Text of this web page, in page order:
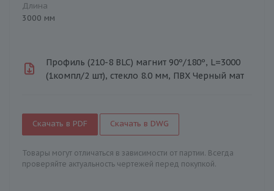
Длина
3000 мм
Профиль (210-8 BLC) магнит 90º/180º, L=3000
(1компл/2 шт), стекло 8.0 мм, ПВХ Черный мат
Скачать в PDF Скачать в DWG
Товары могут отличаться в зависимости от партии. Всегда
проверяйте актуальность чертежей перед покупкой.